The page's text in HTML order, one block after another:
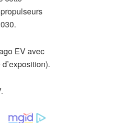
EV avec